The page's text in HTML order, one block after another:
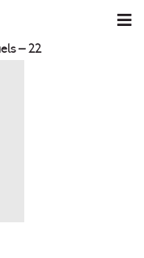
– 22